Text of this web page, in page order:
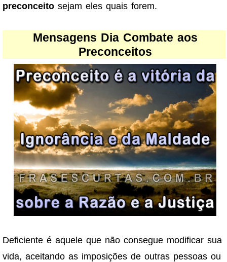
preconceito sejam eles quais forem.
Mensagens Dia Combate aos
Preconceitos
Deficiente é aquele que não consegue modificar sua
vida, aceitando as imposições de outras pessoas ou